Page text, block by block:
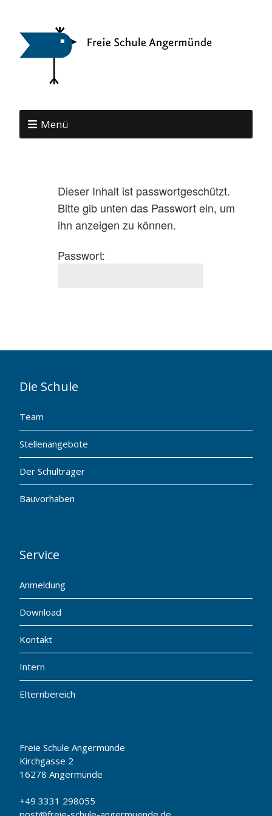
Menü
Dieser Inhalt ist passwortgeschützt.
Bitte gib unten das Passwort ein, um
ihn anzeigen zu können.
Passwort:
Die Schule
Team
Stellenangebote
Der Schulträger
Bauvorhaben
Service
Anmeldung
Download
Kontakt
Intern
Elternbereich
Freie Schule Angermünde
Kirchgasse 2
16278 Angermünde
+49 3331 298055